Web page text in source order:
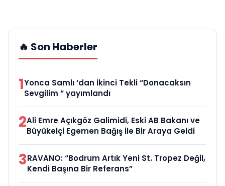
🔥 Son Haberler
1Yonca Samlı ‘dan İkinci Tekli “Donacaksın
Sevgilim “ yayımlandı
2Ali Emre Açıkgöz Galimidi, Eski AB Bakanı ve
Büyükelçi Egemen Bağış ile Bir Araya Geldi
3RAVANO: “Bodrum Artık Yeni St. Tropez Değil,
Kendi Başına Bir Referans”